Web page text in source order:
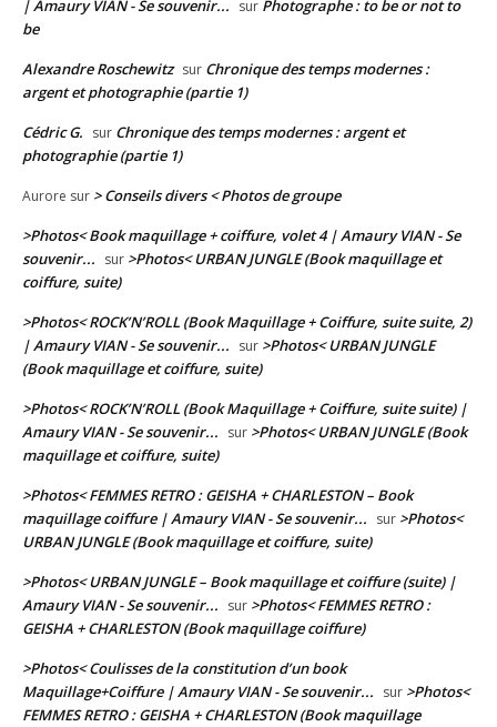
| Amaury VIAN - Se souvenir... sur Photographe : to be or not to
be
Alexandre Roschewitz sur Chronique des temps modernes :
argent et photographie (partie 1)
Cédric G. sur Chronique des temps modernes : argent et
photographie (partie 1)
Aurore sur > Conseils divers < Photos de groupe
>Photos< Book maquillage + coiffure, volet 4 | Amaury VIAN - Se
souvenir... sur >Photos< URBAN JUNGLE (Book maquillage et
coiffure, suite)
>Photos< ROCK’N’ROLL (Book Maquillage + Coiffure, suite suite, 2)
| Amaury VIAN - Se souvenir... sur >Photos< URBAN JUNGLE
(Book maquillage et coiffure, suite)
>Photos< ROCK’N’ROLL (Book Maquillage + Coiffure, suite suite) |
Amaury VIAN - Se souvenir... sur >Photos< URBAN JUNGLE (Book
maquillage et coiffure, suite)
>Photos< FEMMES RETRO : GEISHA + CHARLESTON – Book
maquillage coiffure | Amaury VIAN - Se souvenir... sur >Photos<
URBAN JUNGLE (Book maquillage et coiffure, suite)
>Photos< URBAN JUNGLE – Book maquillage et coiffure (suite) |
Amaury VIAN - Se souvenir... sur >Photos< FEMMES RETRO :
GEISHA + CHARLESTON (Book maquillage coiffure)
>Photos< Coulisses de la constitution d’un book
Maquillage+Coiffure | Amaury VIAN - Se souvenir... sur >Photos<
FEMMES RETRO : GEISHA + CHARLESTON (Book maquillage